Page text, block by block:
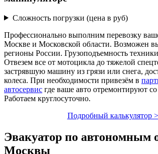
Сложность погрузки (цена в руб)
Профессионально выполним перевозку
Москве и Московской области. Возможен
регионы России. Грузоподъемность
Отвезем все от мотоцикла до тяжелой
застрявшую машину из грязи или снега,
колеса. При необходимости привезём в
автосервис где ваше авто отремонтируют
Работаем круглосуточно.
Подробный калькулятор >
Эвакуатор по автономным
Москвы